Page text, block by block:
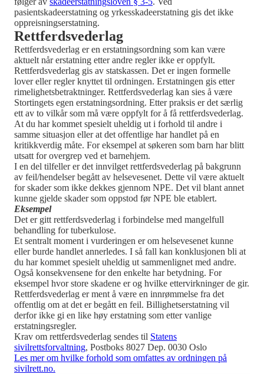
pasientskadeerstatning og yrkesskadeerstatning gis det ikke
oppreisningserstatning.
Rettferdsvederlag
Rettferdsvederlag er en erstatningsordning som kan være
aktuelt når erstatning etter andre regler ikke er oppfylt.
Rettferdsvederlag gis av statskassen. Det er ingen formelle
lover eller regler knyttet til ordningen. Erstatningen gis etter
rimelighetsbetraktninger. Rettferdsvederlag kan sies å være
Stortingets egen erstatningsordning. Etter praksis er det særlig
ett av to vilkår som må være oppfylt for å få rettferdsvederlag.
At du har kommet spesielt uheldig ut i forhold til andre i
samme situasjon eller at det offentlige har handlet på en
kritikkverdig måte. For eksempel at søkeren som barn har blitt
utsatt for overgrep ved et barnehjem.
I en del tilfeller er det innvilget rettferdsvederlag på bakgrunn
av feil/hendelser begått av helsevesenet. Dette vil være aktuelt
for skader som ikke dekkes gjennom NPE. Det vil blant annet
kunne gjelde skader som oppstod før NPE ble etablert.
Eksempel
Det er gitt rettferdsvederlag i forbindelse med mangelfull
behandling for tuberkulose.
Et sentralt moment i vurderingen er om helsevesenet kunne
eller burde handlet annerledes. I så fall kan konklusjonen bli at
du har kommet spesielt uheldig ut sammenlignet med andre.
Også konsekvensene for den enkelte har betydning. For
eksempel hvor store skadene er og hvilke ettervirkninger de gir.
Rettferdsvederlag er ment å være en innrømmelse fra det
offentlig om at det er begått en feil. Billighetserstatning vil
derfor ikke gi en like høy erstatning som etter vanlige
erstatningsregler.
Krav om rettferdsvederlag sendes til Statens
sivilrettsforvaltning, Postboks 8027 Dep. 0030 Oslo
Les mer om hvilke forhold som omfattes av ordningen på
sivilrett.no.